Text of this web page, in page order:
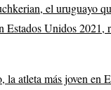
el uruguayo
Estados Unidos 2021,
la atleta más joven en